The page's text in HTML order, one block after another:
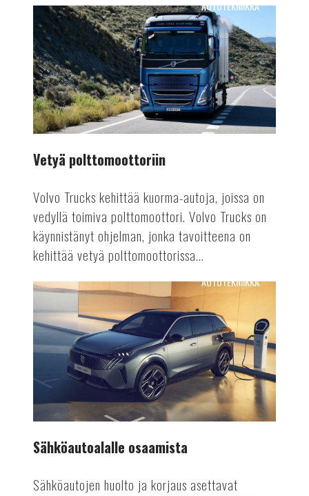
Vetyä
polttomoottoriin
AUTOTEKNIIKKA
Vetyä polttomoottoriin
Volvo Trucks kehittää kuorma-autoja, joissa on
vedyllä toimiva polttomoottori. Volvo Trucks on
käynnistänyt ohjelman, jonka tavoitteena on
kehittää vetyä polttomoottorissa...
Sähköautoalalle
osaamista
AUTOTEKNIIKKA
Sähköautoalalle osaamista
Sähköautojen huolto ja korjaus asettavat